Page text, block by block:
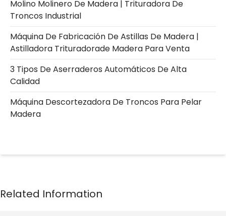
Molino Molinero De Madera | Trituradora De
Troncos Industrial
Máquina De Fabricación De Astillas De Madera |
Astilladora Trituradorade Madera Para Venta
3 Tipos De Aserraderos Automáticos De Alta
Calidad
Máquina Descortezadora De Troncos Para Pelar
Madera